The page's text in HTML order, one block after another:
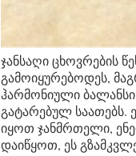
ჯანსაღი ცხოვრების
გამოიყურებოდეს,
ჰარმონიული
გატარებულ საათებს.
იყოთ ჯანმრთელი,
დაიწყოთ, ეს